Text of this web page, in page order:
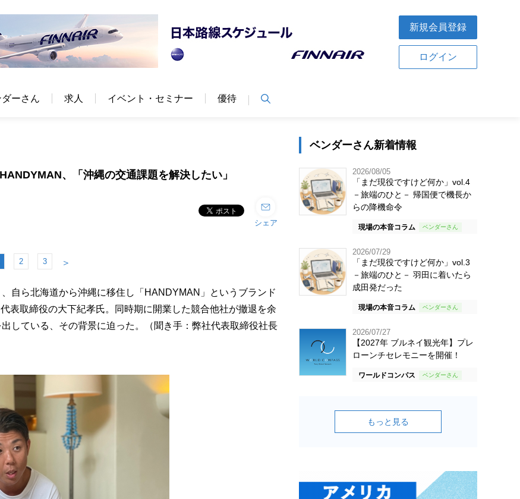
新規会員登録
ログイン
ーさん 求人 イベント・セミナー 優待
、「沖縄の交通課題を解決したい」
シェア
2 3 ＞
自ら北海道から沖縄に移住し「HANDYMAN」というブランド
表取締役の大下紀孝氏。同時期に開業した競合他社が撤退を余
している、その背景に迫った。（聞き手：弊社代表取締役社長
ベンダーさん新着情報
2026/08/05
「まだ現役ですけど何か」vol.4
－旅端のひと－ 帰国便で機長か
らの降機命令
現場の本音コラム
2026/07/29
「まだ現役ですけど何か」vol.3
－旅端のひと－ 羽田に着いたら
成田発だった
現場の本音コラム
2026/07/27
【2027年 ブルネイ観光年】プレ
ローンチセレモニーを開催！
ワールドコンパス
もっと見る